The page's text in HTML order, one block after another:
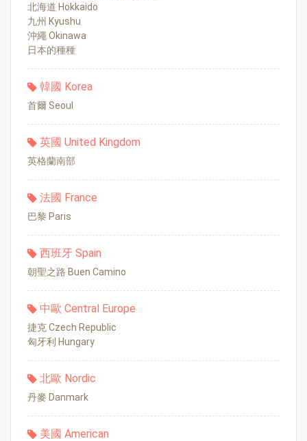
北海道 Hokkaido
九州 Kyushu
沖繩 Okinawa
日本的種種
韓國 Korea
首爾 Seoul
英國 United Kingdom
英格蘭南部
法國 France
巴黎 Paris
西班牙 Spain
朝聖之路 Buen Camino
中歐 Central Europe
捷克 Czech Republic
匈牙利 Hungary
北歐 Nordic
丹麥 Danmark
美國 American